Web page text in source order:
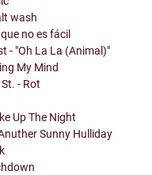
wash
no es fácil
- "Oh La La (Animal)"
My Mind
- Rot
Up The Night
Sunny Hulliday